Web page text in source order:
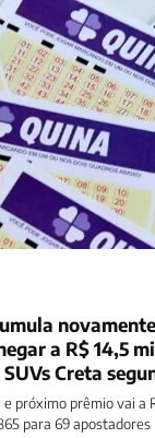
a R$ 14,5
Creta
próximo prêmio vai a
para 69 apostadores